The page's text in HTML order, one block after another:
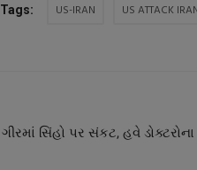
Tags: US-IRAN US ATTACK
ગીરમાં સિંહો પર સંકટ, હવે ડોક્ટરોના